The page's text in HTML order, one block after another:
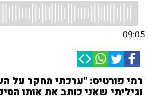
09:05
רמי פורטיס: "ערכתי מחקר על
וגיליתי שאני כותב את אותו